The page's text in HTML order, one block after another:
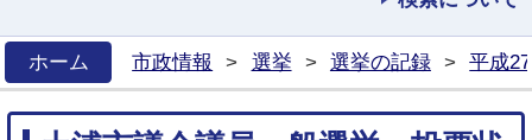
ホーム
市政情報 > 選挙 > 選挙の記録 > 平成